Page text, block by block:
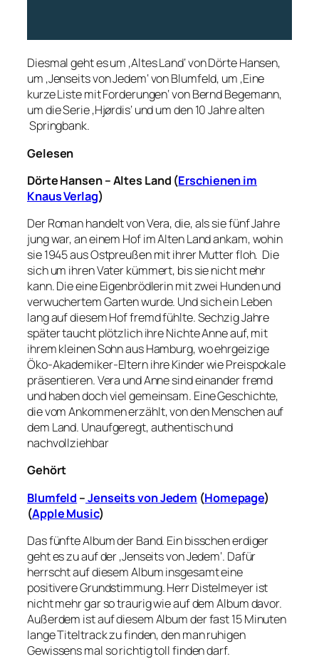
Diesmal geht es um ‚Altes Land‘ von Dörte Hansen,
um ‚Jenseits von Jedem‘ von Blumfeld, um ‚Eine
kurze Liste mit Forderungen‘ von Bernd Begemann,
um die Serie ‚Hjørdis‘ und um den 10 Jahre alten
Springbank.
Gelesen
Dörte Hansen – Altes Land (Erschienen im
Knaus Verlag)
Der Roman handelt von Vera, die, als sie fünf Jahre
jung war, an einem Hof im Alten Land ankam, wohin
sie 1945 aus Ostpreußen mit ihrer Mutter floh. Die
sich um ihren Vater kümmert, bis sie nicht mehr
kann. Die eine Eigenbrödlerin mit zwei Hunden und
verwuchertem Garten wurde. Und sich ein Leben
lang auf diesem Hof fremd fühlte. Sechzig Jahre
später taucht plötzlich ihre Nichte Anne auf, mit
ihrem kleinen Sohn aus Hamburg, wo ehrgeizige
Öko-Akademiker-Eltern ihre Kinder wie Preispokale
präsentieren. Vera und Anne sind einander fremd
und haben doch viel gemeinsam. Eine Geschichte,
die vom Ankommen erzählt, von den Menschen auf
dem Land. Unaufgeregt, authentisch und
nachvollziehbar
Gehört
Blumfeld –Jenseits von Jedem (Homepage)
(Apple Music)
Das fünfte Album der Band. Ein bisschen erdiger
geht es zu auf der ‚Jenseits von Jedem‘. Dafür
herrscht auf diesem Album insgesamt eine
positivere Grundstimmung. Herr Distelmeyer ist
nicht mehr gar so traurig wie auf dem Album davor.
Außerdem ist auf diesem Album der fast 15 Minuten
lange Titeltrack zu finden, den man ruhigen
Gewissens mal so richtig toll finden darf.